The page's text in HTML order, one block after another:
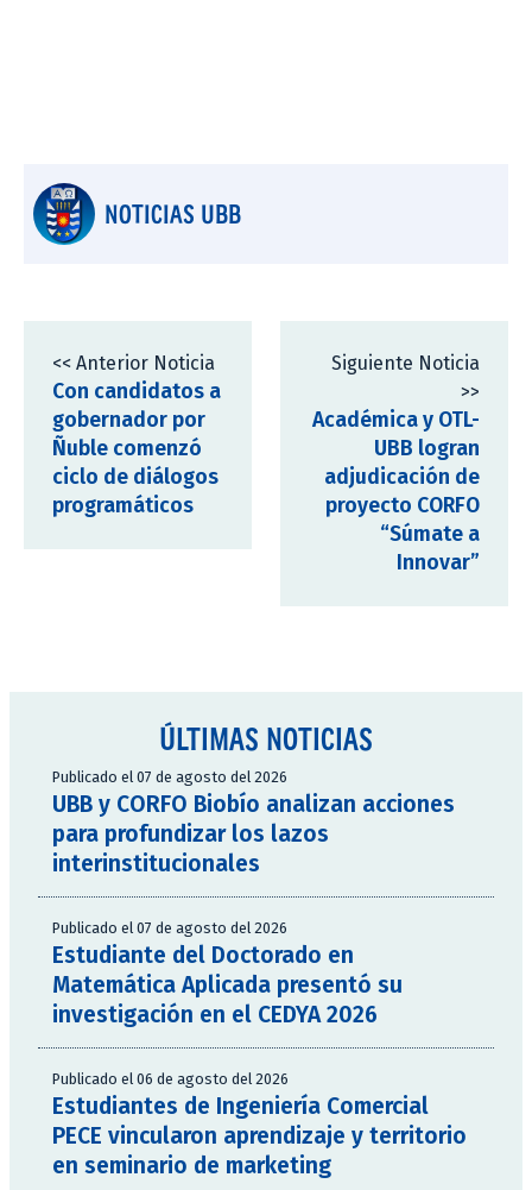
NOTICIAS UBB
<< Anterior Noticia
Con candidatos a
gobernador por
Ñuble comenzó
ciclo de diálogos
programáticos
Siguiente Noticia
>>
Académica y OTL-
UBB logran
adjudicación de
proyecto CORFO
“Súmate a
Innovar”
ÚLTIMAS NOTICIAS
Publicado el 07 de agosto del 2026
UBB y CORFO Biobío analizan acciones
para profundizar los lazos
interinstitucionales
Publicado el 07 de agosto del 2026
Estudiante del Doctorado en
Matemática Aplicada presentó su
investigación en el CEDYA 2026
Publicado el 06 de agosto del 2026
Estudiantes de Ingeniería Comercial
PECE vincularon aprendizaje y territorio
en seminario de marketing